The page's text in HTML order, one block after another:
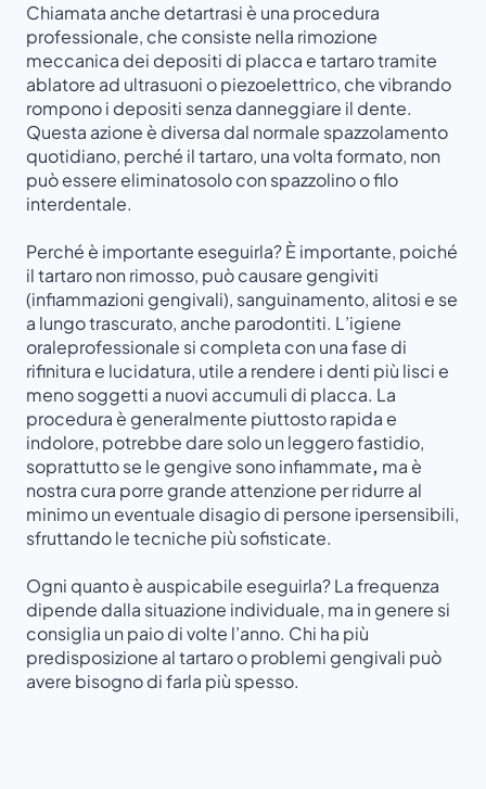
Chiamata anche detartrasi è una procedura
professionale, che consiste nella rimozione
meccanica dei depositi di placca e tartaro tramite
ablatore ad ultrasuoni o piezoelettrico, che vibrando
rompono i depositi senza danneggiare il dente.
Questa azione è diversa dal normale spazzolamento
quotidiano, perché il tartaro, una volta formato, non
può essere eliminatosolo con spazzolino o filo
interdentale.
Perché è importante eseguirla? È importante, poiché
il tartaro non rimosso, può causare gengiviti
(infiammazioni gengivali), sanguinamento, alitosi e se
a lungo trascurato, anche parodontiti. L’igiene
oraleprofessionale si completa con una fase di
rifinitura e lucidatura, utile a rendere i denti più lisci e
meno soggetti a nuovi accumuli di placca. La
procedura è generalmente piuttosto rapida e
indolore, potrebbe dare solo un leggero fastidio,
soprattutto se le gengive sono infiammate, ma è
nostra cura porre grande attenzione per ridurre al
minimo un eventuale disagio di persone ipersensibili,
sfruttando le tecniche più sofisticate.
Ogni quanto è auspicabile eseguirla? La frequenza
dipende dalla situazione individuale, ma in genere si
consiglia un paio di volte l’anno. Chi ha più
predisposizione al tartaro o problemi gengivali può
avere bisogno di farla più spesso.